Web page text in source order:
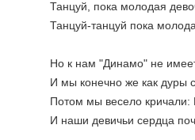
Танцуй, пока молодая
Танцуй-танцуй пока
Но к нам "Динамо" не
И мы конечно же как дуры
Потом мы весело
И наши девичьи сердца